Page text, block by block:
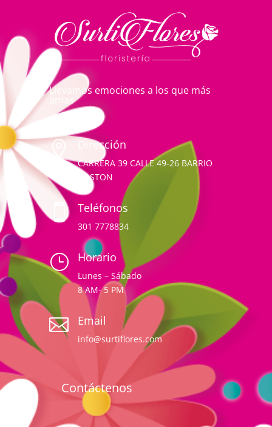
Llevamos emociones a los que más
amas
 Dirección
CARRERA 39 CALLE 49-26 BARRIO
BOSTON
 Teléfonos
301 7778834
} Horario
Lunes – Sábado
8 AM- 5 PM
 Email
info@surtiflores.com
Contáctenos